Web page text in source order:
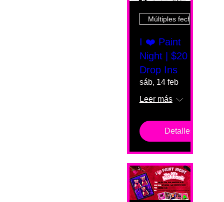
Múltiples fechas
I ❤️ Paint
Night | $20
Drop Ins
sáb, 14 feb
Leer más
Detalles